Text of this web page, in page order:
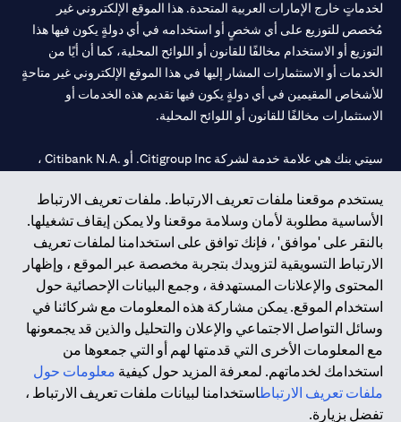
يستخدم موقعنا ملفات تعريف الارتباط. ملفات تعريف الارتباط
الأساسية مطلوبة لأمان وسلامة موقعنا ولا يمكن إيقاف تشغيلها.
بالنقر على 'موافق' ، فإنك توافق على استخدامنا لملفات تعريف
الارتباط التسويقية لتزويدك بتجربة مخصصة عبر الموقع ، وإظهار
المحتوى والإعلانات المستهدفة ، وجمع البيانات الإحصائية حول
استخدام الموقع. يمكن مشاركة هذه المعلومات مع شركائنا في
وسائل التواصل الاجتماعي والإعلان والتحليل والذين قد يجمعونها
مع المعلومات الأخرى التي قدمتها لهم أو التي جمعوها من
استخدامك لخدماتهم. لمعرفة المزيد حول كيفية معلومات حول
ملفات تعريف الارتباطاستخدامنا لبيانات ملفات تعريف الارتباط ،
تفضل بزيارة.
لخدماتٍ خارج الإمارات العربية المتحدة. هذا الموقع الإلكتروني غير
مُخصص للتوزيع على أي شخصٍ أو استخدامه في أي دولةٍ يكون فيها هذا
التوزيع أو الاستخدام مخالفًا للقانون أو اللوائح المحلية، كما أن أيًا من
الخدمات أو الاستثمارات المشار إليها في هذا الموقع الإلكتروني غير متاحةٍ
للأشخاص المقيمين في أي دولةٍ يكون فيها تقديم هذه الخدمات أو
الاستثمارات مخالفًا للقانون أو اللوائح المحلية.
سيتي بنك هي علامة خدمة لشركة Citigroup Inc. أو .Citibank N.A ،
سيتي بنك إن. إيه. الإمارات مسجل لدى مصرف الإمارات المركزي تحت
أرقام التراخيص 202563 لفرع الوصل في دبي، 531989 لفرع مول
الإمارات في دبي، و CN-1002019 لفرع أبوظبي. هاتف: 4000 311 04.
فرع سيتي بنك إن إيه - الإمارات العربية المتحدة مرخص من مصرف
الإمارات العربية المتحدة المركزي كفرع لبنك أجنبي.
سيتي بنك إن إيه الإمارات العربية المتحدة مرخص من هيئة الأوراق المالية
والسلع في الإمارات العربية المتحدة ("SCA") للقيام بالنشاط المالي لـ أ)
الاستشارات المالية والتعريف والترويج بموجب ترخيص رقم
20200000097 ب) وسيط تداول في الأسواق الدولية بموجب ترخيص